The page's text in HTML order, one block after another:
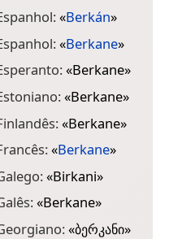
«Berkán»
«Berkane»
«Berkane»
«Berkane»
«Berkane»
«Berkane»
«Birkani»
«Berkane»
«ბერკანი»